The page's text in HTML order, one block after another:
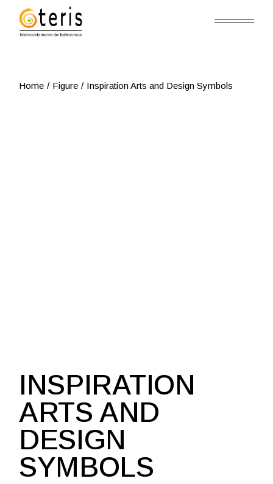
content
Home Figure Inspiration Arts and Design Symbols
INSPIRATION
ARTS AND
DESIGN
SYMBOLS